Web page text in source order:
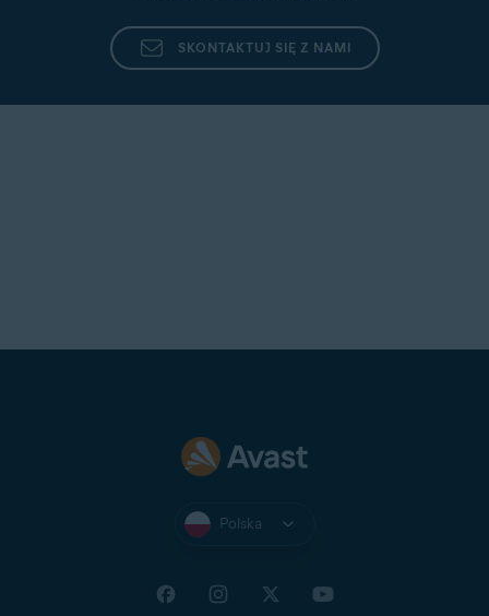
SKONTAKTUJ SIĘ Z NAMI
Polska